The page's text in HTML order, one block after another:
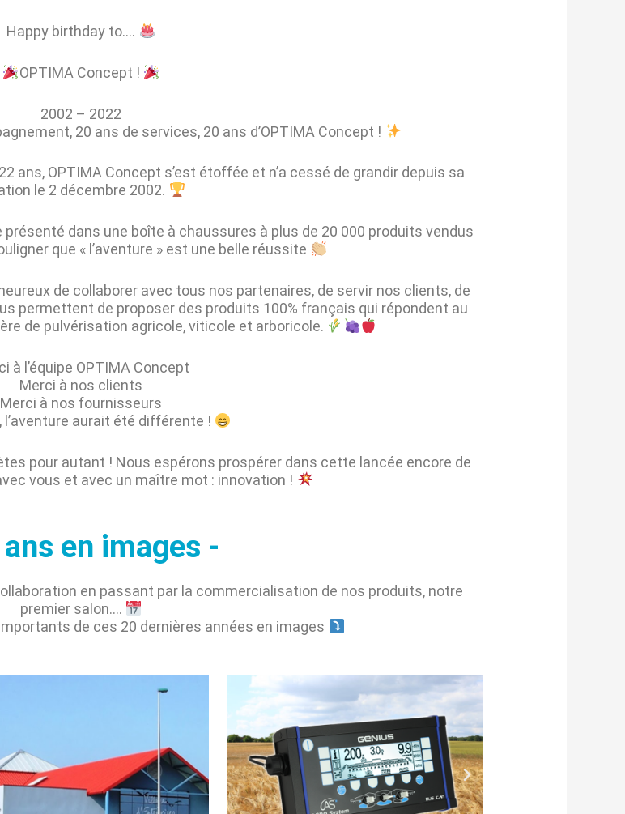
Happy birthday to….
OPTIMA Concept !
2002 – 2022
20 ans de services, 20 ans d’OPTIMA Concept !
ans, OPTIMA Concept s’est étoffée et n’a cessé de grandir depuis sa
le 2 décembre 2002.
présenté dans une boîte à chaussures à plus de 20 000 produits vendus
que « l’aventure » est une belle réussite
de collaborer avec tous nos partenaires, de servir nos clients, de
permettent de proposer des produits 100% français qui répondent au
de pulvérisation agricole, viticole et arboricole.
à l’équipe OPTIMA Concept
Merci à nos clients
Merci à nos fournisseurs
l’aventure aurait été différente !
pour autant ! Nous espérons prospérer dans cette lancée encore de
vous et avec un maître mot : innovation !
en images -
en passant par la commercialisation de nos produits, notre
premier salon….
de ces 20 dernières années en images